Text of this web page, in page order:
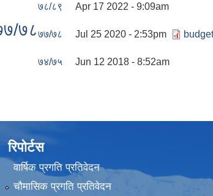
७८/८९ Apr 17 2022 - 9:09am
७८७७/७८ Jul 25 2020 - 2:53pm
७४/७५ Jun 12 2018 - 8:52am
रिपोर्टस
वार्षिक प्रगति प्रतिवेदन
चौमासिक प्रगति प्रतिवेदन